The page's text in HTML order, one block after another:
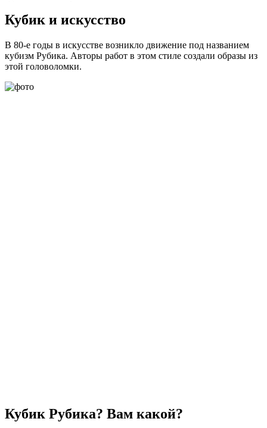
Кубик и искусство
В 80-е годы в искусстве возникло движение под названием
кубизм Рубика. Авторы работ в этом стиле создали образы из
этой головоломки.
Кубик Рубика? Вам какой?